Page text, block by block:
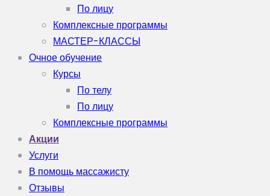
По лицу
Комплексные программы
МАСТЕР-КЛАССЫ
Очное обучение
Курсы
По телу
По лицу
Комплексные программы
Акции
Услуги
В помощь массажисту
Отзывы